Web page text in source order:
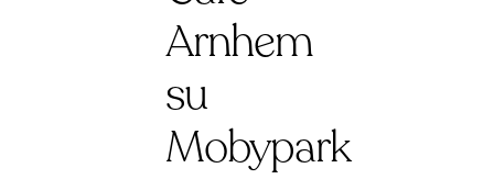
Arnhem
su
Mobypark